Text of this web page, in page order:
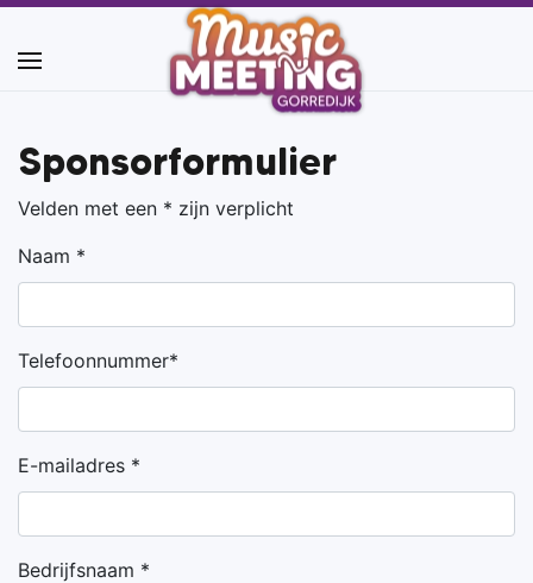
Sponsorformulier
Velden met een * zijn verplicht
Naam *
Telefoonnummer*
E-mailadres *
Bedrijfsnaam *